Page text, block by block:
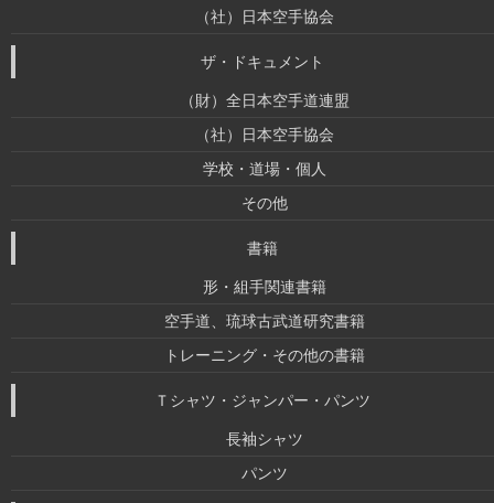
（社）日本空手協会
ザ・ドキュメント
（財）全日本空手道連盟
（社）日本空手協会
学校・道場・個人
その他
書籍
形・組手関連書籍
空手道、琉球古武道研究書籍
トレーニング・その他の書籍
Ｔシャツ・ジャンパー・パンツ
長袖シャツ
パンツ